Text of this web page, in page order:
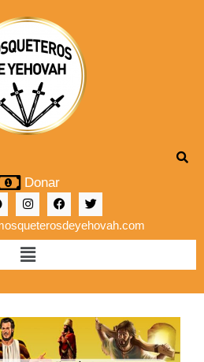
Donar